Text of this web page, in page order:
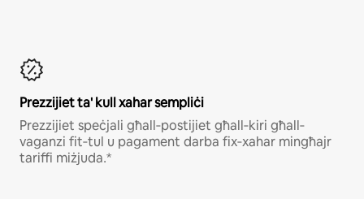
Prezzijiet ta' kull xahar sempliċi
Рrеzzіјіеt ѕреċјаlі għаll‐роѕtіјіеt għаll‐kіrі għаll‐
vаgаnzі fіt‐tul u раgаmеnt dаrbа fіх‐хаhаr mіngħајr
tаrіffі mіżјudа․*